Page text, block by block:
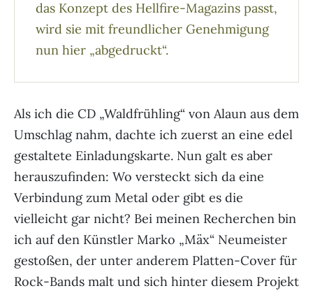
das Konzept des Hellfire-Magazins passt,
wird sie mit freundlicher Genehmigung
nun hier „abgedruckt“.
Als ich die CD „Waldfrühling“ von Alaun aus dem
Umschlag nahm, dachte ich zuerst an eine edel
gestaltete Einladungskarte. Nun galt es aber
herauszufinden: Wo versteckt sich da eine
Verbindung zum Metal oder gibt es die
vielleicht gar nicht? Bei meinen Recherchen bin
ich auf den Künstler Marko „Mäx“ Neumeister
gestoßen, der unter anderem Platten-Cover für
Rock-Bands malt und sich hinter diesem Projekt